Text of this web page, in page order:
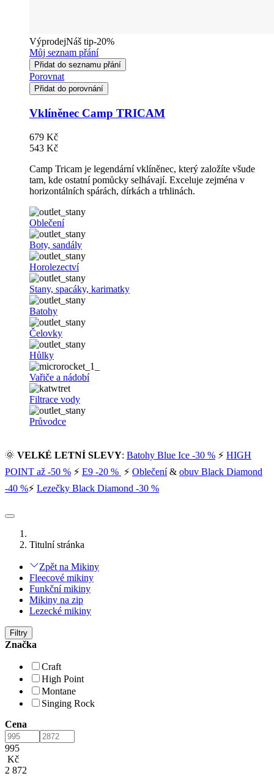
VýprodejNáš tip-20%
Můj seznam přání
Přidat do seznamu přání
Porovnat
Přidat do porovnání
Vklíněnec Camp TRICAM
679 Kč
543 Kč
Camp Tricam je legendární vklíněnec, který založíte všude
tam, kde ostatní pomůcky selhávají. Exceluje zejména v
horizontálních spárách, dírkách a trhlinách.
Oblečení
Boty, sandály
Horolezectví
Stany, spacáky, karimatky
Batohy
Čelovky
Hůlky
Vařiče a nádobí
Filtrace vody
Průvodce
🌞 VELKÉ LETNÍ SLEVY: Batohy Blue Ice -30 % ⚡ HIGH
POINT až -50 % ⚡ E9 -20 % ⚡ Oblečení& obuv Black Diamond
-40 %⚡ Lezečky Black Diamond -30 %
Titulní stránka
Zpět na Mikiny
Fleecové mikiny
Funkční mikiny
Mikiny na zip
Lezecké mikiny
Filtry
Značka
Craft
High Point
Montane
Singing Rock
Cena
995
Kč
2 872